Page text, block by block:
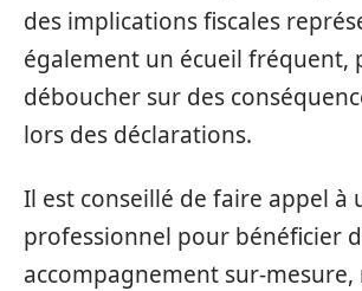
des implications fiscales
également un écueil fréquent,
déboucher sur des
lors des déclarations.
Il est conseillé de faire appel à
professionnel pour bénéficier
accompagnement sur-